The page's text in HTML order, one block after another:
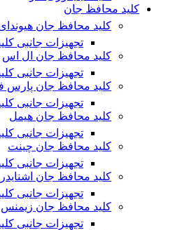
کلید محافظ جان
کلید محافظ جان
تجهیزات جانبی
کلید محافظ جان ال اس
تجهیزات جانبی
کلید محافظ جان پارس
تجهیزات جانبی
کلید محافظ جان هیمل
تجهیزات جانبی
کلید محافظ جان چینت
تجهیزات جانبی
کلید محافظ جان اشنایدر
تجهیزات جانبی
کلید محافظ جان زیمنس
تجهیزات جانبی